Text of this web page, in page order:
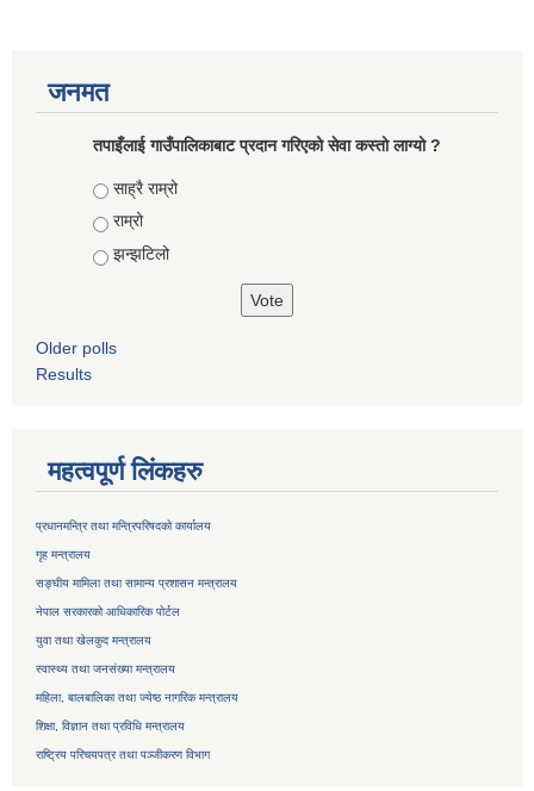
जनमत
तपाइँलाई गाउँपालिकाबाट प्रदान गरिएको सेवा कस्तो लाग्यो ?
Choices
साह्रै राम्रो
राम्रो
झन्झटिलो
Older polls
Results
महत्वपूर्ण लिंकहरु
प्रधानमन्त्रि तथा मन्त्रिपरिषदको कार्यालय
गृह मन्त्रालय
सङ्घीय मामिला तथा सामान्य प्रशासन मन्त्रालय
नेपाल सरकारको आधिकारिक पोर्टल
युवा तथा खेलकुद मन्त्रालय
स्वास्थ्य तथा जनसंख्या मन्त्रालय
महिला, बालबालिका तथा ज्येष्ठ नागरिक मन्त्रालय
शिक्षा, विज्ञान तथा प्रविधि मन्त्रालय
राष्ट्रिय परिचयपत्र तथापञ्जीकरण विभाग